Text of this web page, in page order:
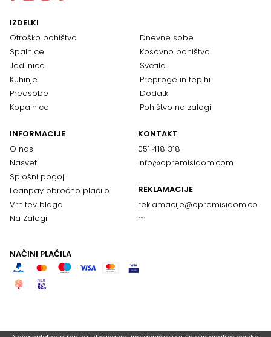
IZDELKI
Otroško pohištvo
Spalnice
Jedilnice
Kuhinje
Predsobe
Kopalnice
Dnevne sobe
Kosovno pohištvo
Svetila
Preproge in tepihi
Dodatki
Pohištvo na zalogi
INFORMACIJE
O nas
Nasveti
Splošni pogoji
Leanpay obročno plačilo
Vrnitev blaga
Na Zalogi
KONTAKT
051 418 318
info@opremisidom.com
REKLAMACIJE
reklamacije@opremisidom.co
m
NAČINI PLAČILA